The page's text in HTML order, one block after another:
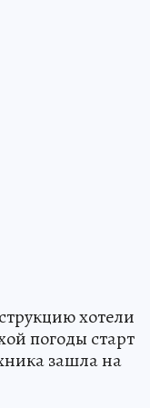
хотели
погоды старт
зашла на